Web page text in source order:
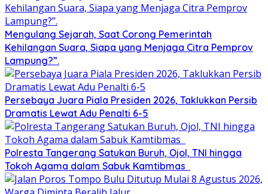
Mengulang Sejarah, Saat Corong Pemerintah
Kehilangan Suara, Siapa yang Menjaga Citra Pemprov
Lampung?”.
Persebaya Juara Piala Presiden 2026, Taklukkan Persib
Dramatis Lewat Adu Penalti 6-5
Polresta Tangerang Satukan Buruh, Ojol, TNI hingga
Tokoh Agama dalam Sabuk Kamtibmas